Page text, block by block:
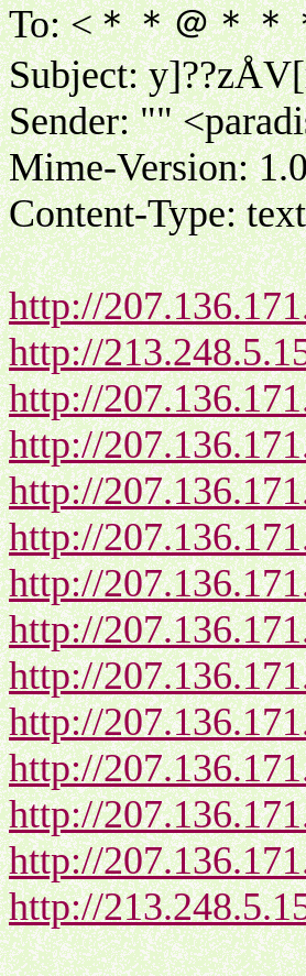
To: <＊＊＠＊＊
Subject:
Sender: ""
Mime-Version:
Content-Type:
http://
http://
http://
http://
http://
http://
http://
http://
http://
http://
http://
http://
http://
http://